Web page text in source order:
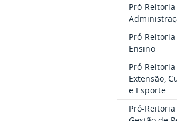
Pró-
Pró-
Ensino
Pró-
Extensão,
e Esporte
Pró-